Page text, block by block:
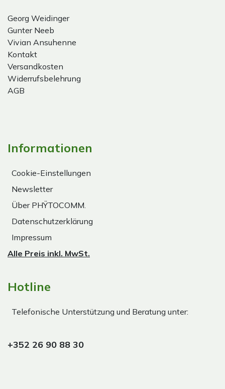
Georg Weidinger
Gunter Neeb
Vivian Ansuhenne
Kontakt
Versandkosten
Widerrufsbelehrung
AGB
Informationen
Cookie-Einstellungen
Newsletter
Über PHŸTOCOMM.
Datenschutzerklärung
Impressum
Alle Preis inkl. MwSt.
Hotline
Telefonische Unterstützung und Beratung unter:
+352 26 90 88 30